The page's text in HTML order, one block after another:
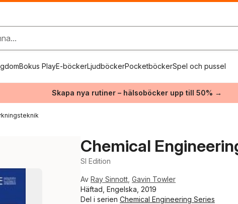
Bokus PlayE-böckerLjudböckerPocketböckerSpel och pussel
Skapa nya rutiner – hälsoböcker upp till 50% →
Chemical
SI Edition
Av Ray Sinnott Gavin Towler
Häftad, Engelska, 2019
Del i serien Chemical Engineering Series